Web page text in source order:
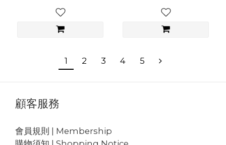
1 2 3 4 5
顧客服務
會員規則 | Membership